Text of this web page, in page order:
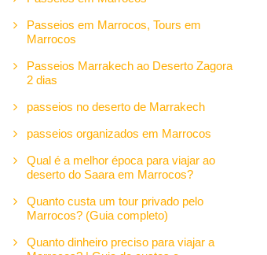
Passeios em Marrocos, Tours em
Marrocos
Passeios Marrakech ao Deserto Zagora
2 dias
passeios no deserto de Marrakech
passeios organizados em Marrocos
Qual é a melhor época para viajar ao
deserto do Saara em Marrocos?
Quanto custa um tour privado pelo
Marrocos? (Guia completo)
Quanto dinheiro preciso para viajar a